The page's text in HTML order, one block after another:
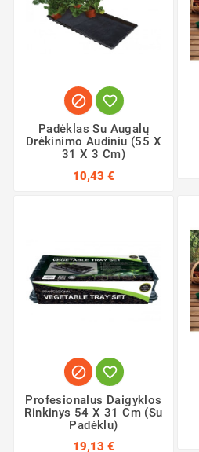
 
Padėklas Su Augalų
Drėkinimo Audiniu (55 X
31 X 3 Cm)
10,43 €
 
Profesionalus Daigyklos
Rinkinys 54 X 31 Cm (su
Padėklu)
19,13 €